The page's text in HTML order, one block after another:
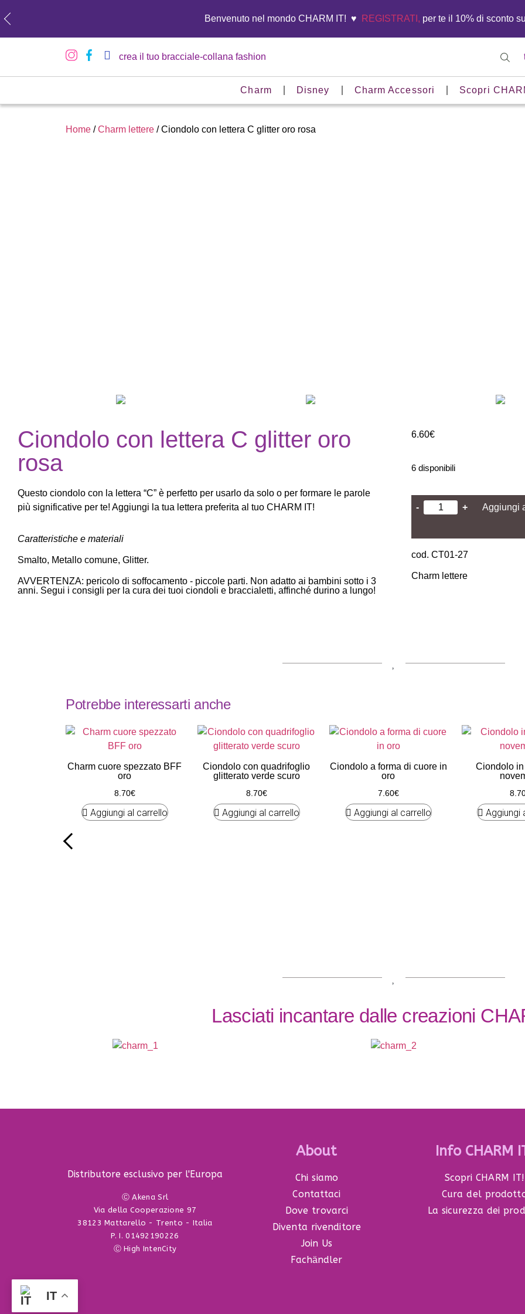
Benvenuto nel mondo CHARM IT! ♥️ REGISTRATI, per te il 10% di sconto
crea il tuo bracciale-collana fashion
Charm Disney Charm Accessori Scopri
Home /Charm lettere / Ciondolo con lettera C glitter oro rosa
Ciondolo con lettera C glitter oro
rosa
Questo ciondolo con la lettera “C” è perfetto per usarlo da solo o per formare le parole
più significative per te! Aggiungi la tua lettera preferita al tuo CHARM IT!
Caratteristiche e materiali
Smalto, Metallo comune, Glitter.
AVVERTENZA: pericolo di soffocamento - piccole parti. Non adatto ai bambini sotto i 3
anni. Segui i consigli per la cura dei tuoi ciondoli e braccialetti, affinché durino a lungo!
6.60€
6 disponibili
- + Aggiungi
cod. CT01-27
Charm lettere
Potrebbe interessarti anche
Charm cuore spezzato BFF
oro
8.70€
Aggiungi al carrello
Ciondolo con quadrifoglio
glitterato verde scuro
8.70€
Aggiungi al carrello
Ciondolo a forma di cuore in
oro
7.60€
Aggiungi al carrello
Ciondolo
Aggiungi
Lasciati incantare dalle creazioni
Distributore esclusivo per l'Europa
Ⓒ Akena Srl
Via della Cooperazione 97
38123 Mattarello - Trento - Italia
P. I. 01492190226
Ⓒ High IntenCity
About
Chi siamo
Contattaci
Dove trovarci
Diventa rivenditore
Join Us
Fachӓndler
Info CHARM
Scopri CHARM IT!
Cura del
La sicurezza dei
IT